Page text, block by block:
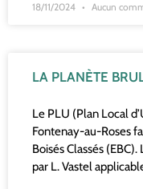
18/11/2024 Aucun
LA PLANÈTE
Le PLU (Plan Local
Fontenay-au-Roses
Boisés Classés
par L. Vastel